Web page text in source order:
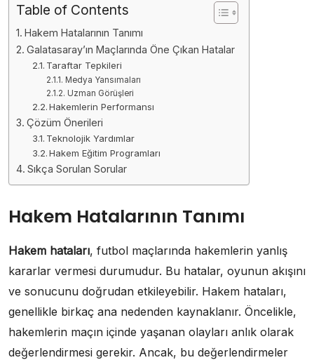
Table of Contents
Hakem Hatalarının Tanımı
Galatasaray’ın Maçlarında Öne Çıkan Hatalar
Taraftar Tepkileri
Medya Yansımaları
Uzman Görüşleri
Hakemlerin Performansı
Çözüm Önerileri
Teknolojik Yardımlar
Hakem Eğitim Programları
Sıkça Sorulan Sorular
Hakem Hatalarının Tanımı
Hakem hataları, futbol maçlarında hakemlerin yanlış
kararlar vermesi durumudur. Bu hatalar, oyunun akışını
ve sonucunu doğrudan etkileyebilir. Hakem hataları,
genellikle birkaç ana nedenden kaynaklanır. Öncelikle,
hakemlerin maçın içinde yaşanan olayları anlık olarak
değerlendirmesi gerekir. Ancak, bu değerlendirmeler